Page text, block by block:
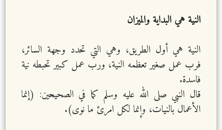
النية هي البداية والميزان
النية هي أول الطريق، وهي التي تحدد وجهة السائر،
فرب عمل صغير تعظمه النية، ورب عمل كبير تحبطه نية
فاسدة.
قال النبي صلى الله عليه وسلم كما في الصحيحين: (إنما
الأعمال بالنيات، وإنما لكل امرئ ما نوى).